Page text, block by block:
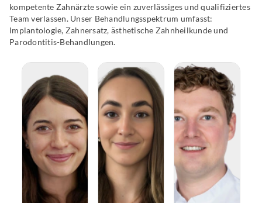
kompetente Zahnärzte sowie ein zuverlässiges und qualifiziertes
Team verlassen. Unser Behandlungsspektrum umfasst:
Implantologie, Zahnersatz, ästhetische Zahnheilkunde und
Parodontitis-Behandlungen.